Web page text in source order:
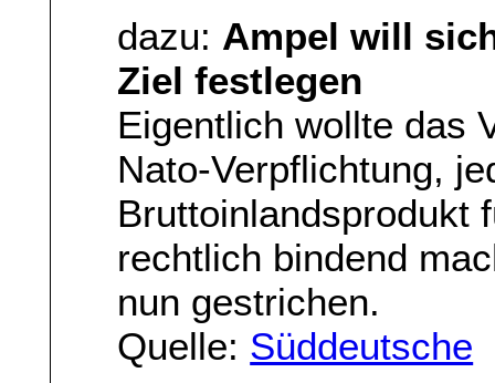
dazu: Ampel will
Ziel festlegen
Eigentlich wollte das
Nato-Verpflichtung,
Bruttoinlandsprodukt
rechtlich bindend
nun gestrichen.
Quelle: Süddeutsche